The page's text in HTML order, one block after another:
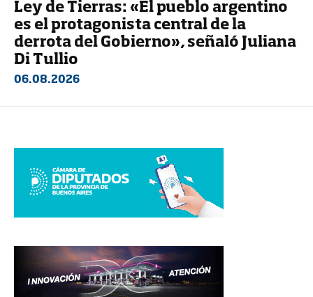
Ley de Tierras: «El pueblo argentino
es el protagonista central de la
derrota del Gobierno», señaló Juliana
Di Tullio
06.08.2026